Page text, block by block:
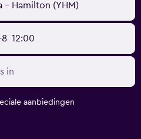
- Hamilton (YHM)
8 12:00
aanbiedingen